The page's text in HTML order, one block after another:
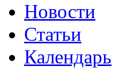
Новости
Статьи
Календарь